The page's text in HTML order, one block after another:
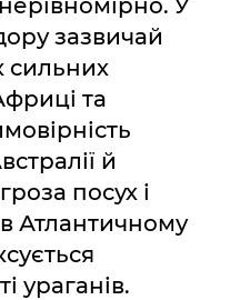
У
зазвичай
сильних
та
й
посух і
Атлантичному
ураганів.